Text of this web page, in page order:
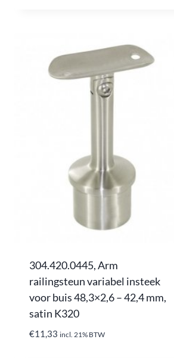
304.420.0445, Arm
railingsteun variabel insteek
voor buis 48,3×2,6 – 42,4 mm,
satin K320
€11,33 incl. 21% BTW